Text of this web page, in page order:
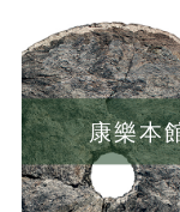
康樂本